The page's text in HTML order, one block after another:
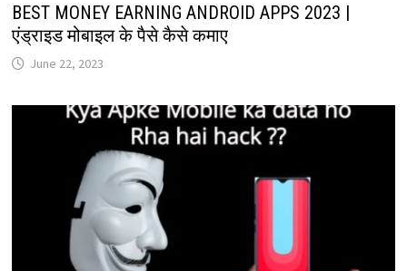
BEST MONEY EARNING ANDROID APPS 2023 |
एंड्राइड मोबाइल के पैसे कैसे कमाए
June 22, 2023